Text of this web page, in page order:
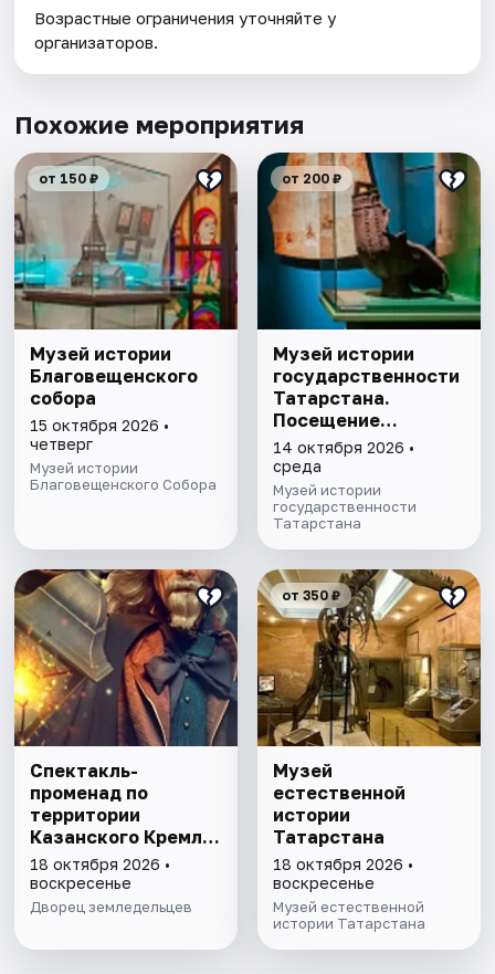
Возрастные ограничения уточняйте у
организаторов.
Похожие мероприятия
от 150 ₽
Музей истории
Благовещенского
собора
15 октября 2026 •
четверг
Музей истории
Благовещенского Собора
от 200 ₽
Музей истории
государственности
Татарстана.
Посещение
выставочного зала
и экспозиции
14 октября 2026 •
среда
Музей истории
государственности
Татарстана
Спектакль-
променад по
территории
Казанского Кремля
с фонарщиком
Фаролеро
18 октября 2026 •
воскресенье
Дворец земледельцев
от 350 ₽
Музей
естественной
истории
Татарстана
18 октября 2026 •
воскресенье
Музей естественной
истории Татарстана